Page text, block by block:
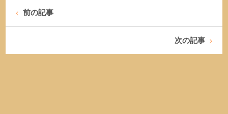
前の記事
次の記事